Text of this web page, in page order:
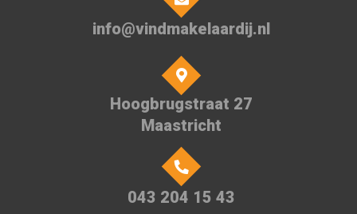
info@vindmakelaardij.nl
Hoogbrugstraat 27
Maastricht
043 204 15 43